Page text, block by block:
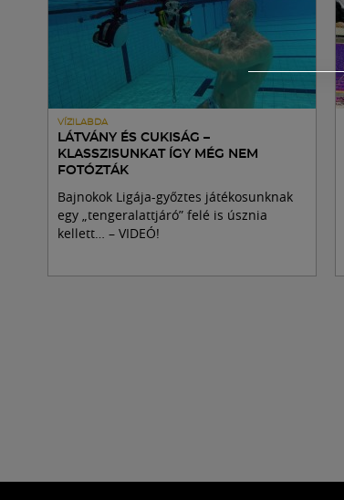
VÍZILABDA
LÁTVÁNY ÉS CUKISÁG –
KLASSZISUNKAT ÍGY MÉG NEM
FOTÓZTÁK
Bajnokok Ligája-győztes játékosunknak
egy „tengeralattjáró” felé is úsznia
kellett… – VIDEÓ!